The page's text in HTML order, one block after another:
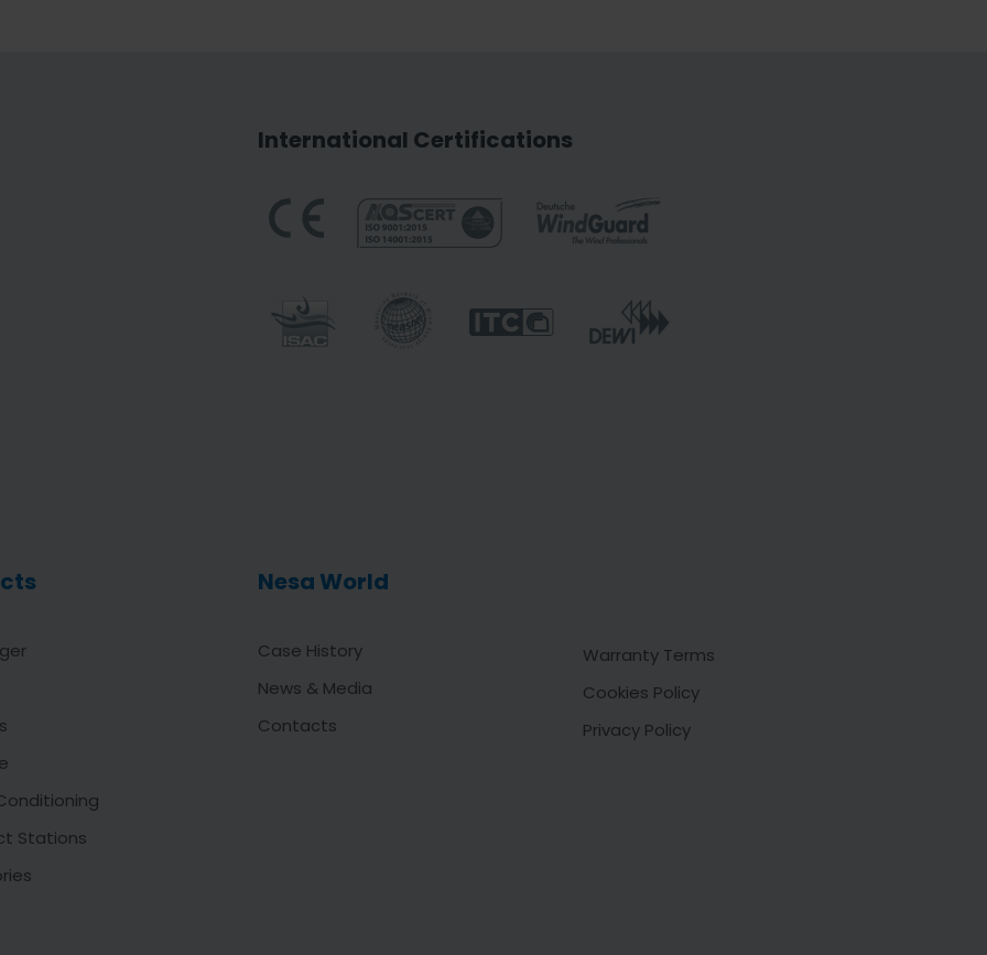
International Certifications
Stations
Nesa World
Case History
News & Media
Contacts
Warranty Terms
Cookies Policy
Privacy Policy